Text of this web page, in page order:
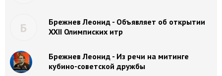
Б
Брежнев Леонид - Объявляет об открытии
XXII Олимписких итр
Брежнев Леонид - Из речи на митинге
кубино-советской дружбы